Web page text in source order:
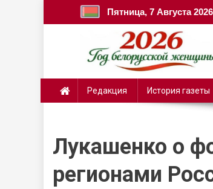
Пятница, 7 Августа 2026
Редакция История газеты
Лукашенко о
регионами